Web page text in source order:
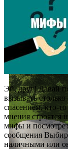
Эй, друг! Давай
вызывать
спасением, кто-
мнения строятся
мифы и
сообщения
наличными или